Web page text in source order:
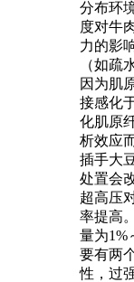
分布环
度对牛
力的影
（如疏
因为肌
接感化
化肌原
析效应
插手大
处置会
超高压
率提高
量为1%
要有两
性，过